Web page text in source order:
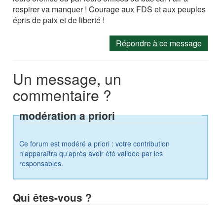
respirer va manquer ! Courage aux FDS et aux peuples
épris de paix et de liberté !
Répondre à ce message
Un message, un
commentaire ?
modération a priori
Ce forum est modéré a priori : votre contribution
n’apparaîtra qu’après avoir été validée par les
responsables.
Qui êtes-vous ?